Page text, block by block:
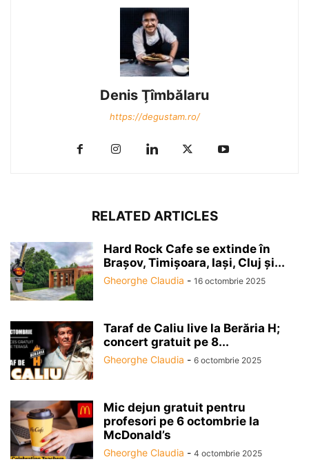
Denis Ţîmbălaru
https://degustam.ro/
RELATED ARTICLES
Hard Rock Cafe se extinde în
Brașov, Timișoara, Iași, Cluj și...
Gheorghe Claudia - 16 octombrie 2025
Taraf de Caliu live la Berăria H;
concert gratuit pe 8...
Gheorghe Claudia - 6 octombrie 2025
Mic dejun gratuit pentru
profesori pe 6 octombrie la
McDonald’s
Gheorghe Claudia - 4 octombrie 2025